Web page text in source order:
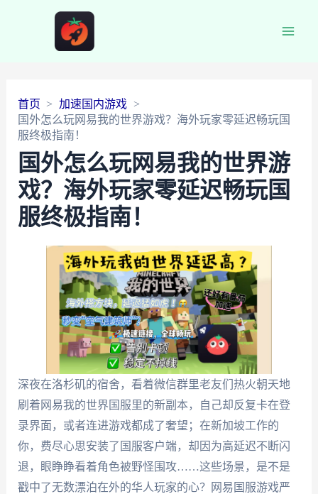
首页
加速国内游戏
国外怎么玩网易我的世界游戏？海外玩家零延迟畅玩国
服终极指南！
国外怎么玩网易我的世界游
戏？海外玩家零延迟畅玩国
服终极指南！
深夜在洛杉矶的宿舍，看着微信群里老友们热火朝天地
刷着网易我的世界国服里的新副本，自己却反复卡在登
录界面，或者连进游戏都成了奢望；在新加坡工作的
你，费尽心思安装了国服客户端，却因为高延迟不断闪
退，眼睁睁看着角色被野怪围攻……这些场景，是不是
戳中了无数漂泊在外的华人玩家的心？网易国服游戏严